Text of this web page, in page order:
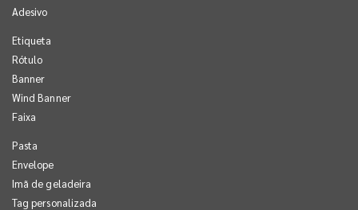
Adesivo
Etiqueta
Rótulo
Banner
Wind Banner
Faixa
Pasta
Envelope
Imã de geladeira
Tag personalizada